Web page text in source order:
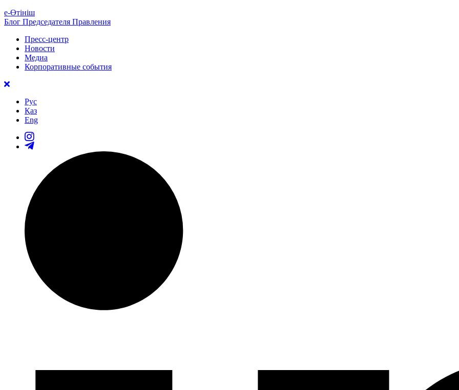
е-Өтініш
Блог Председателя Правления
Пресс-центр
Новости
Медиа
Корпоративные события
Рус
Қаз
Eng